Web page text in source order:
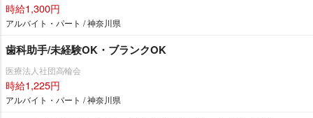
時給1,300円
アルバイト・パート / 神奈川県
歯科助手/未経験OK・ブランクOK
医療法人社団高輪会
時給1,225円
アルバイト・パート / 神奈川県